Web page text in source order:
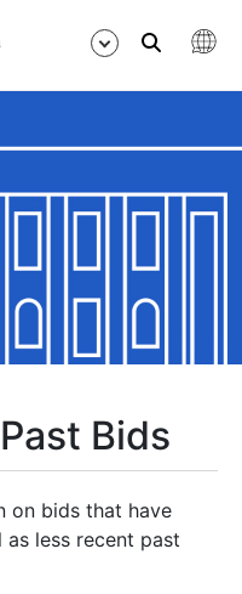
Bids
on bids that have
less recent past